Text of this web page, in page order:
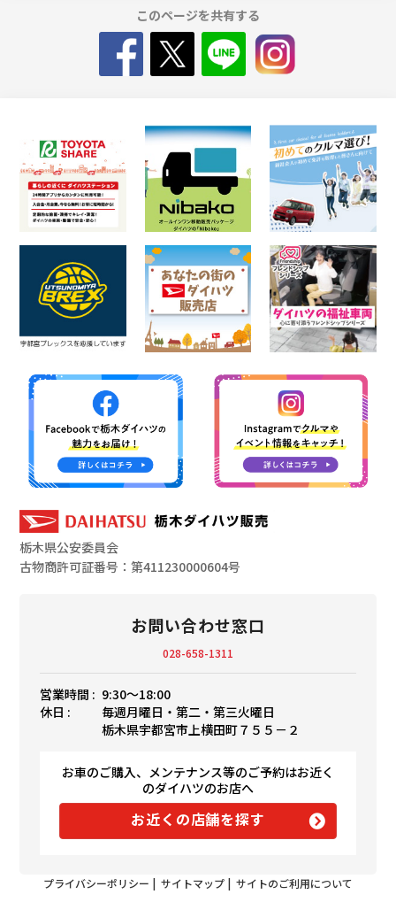
このページを共有する
栃木県公安委員会
古物商許可証番号：第411230000604号
お問い合わせ窓口
028-658-1311
営業時間 : 9:30〜18:00
休日 :
毎週月曜日・第二・第三火曜日
栃木県宇都宮市上横田町７５５－２
お車のご購入、メンテナンス等のご予約はお近く
のダイハツのお店へ
お近くの店舗を探す
プライバシーポリシー | サイトマップ | サイトのご利用について